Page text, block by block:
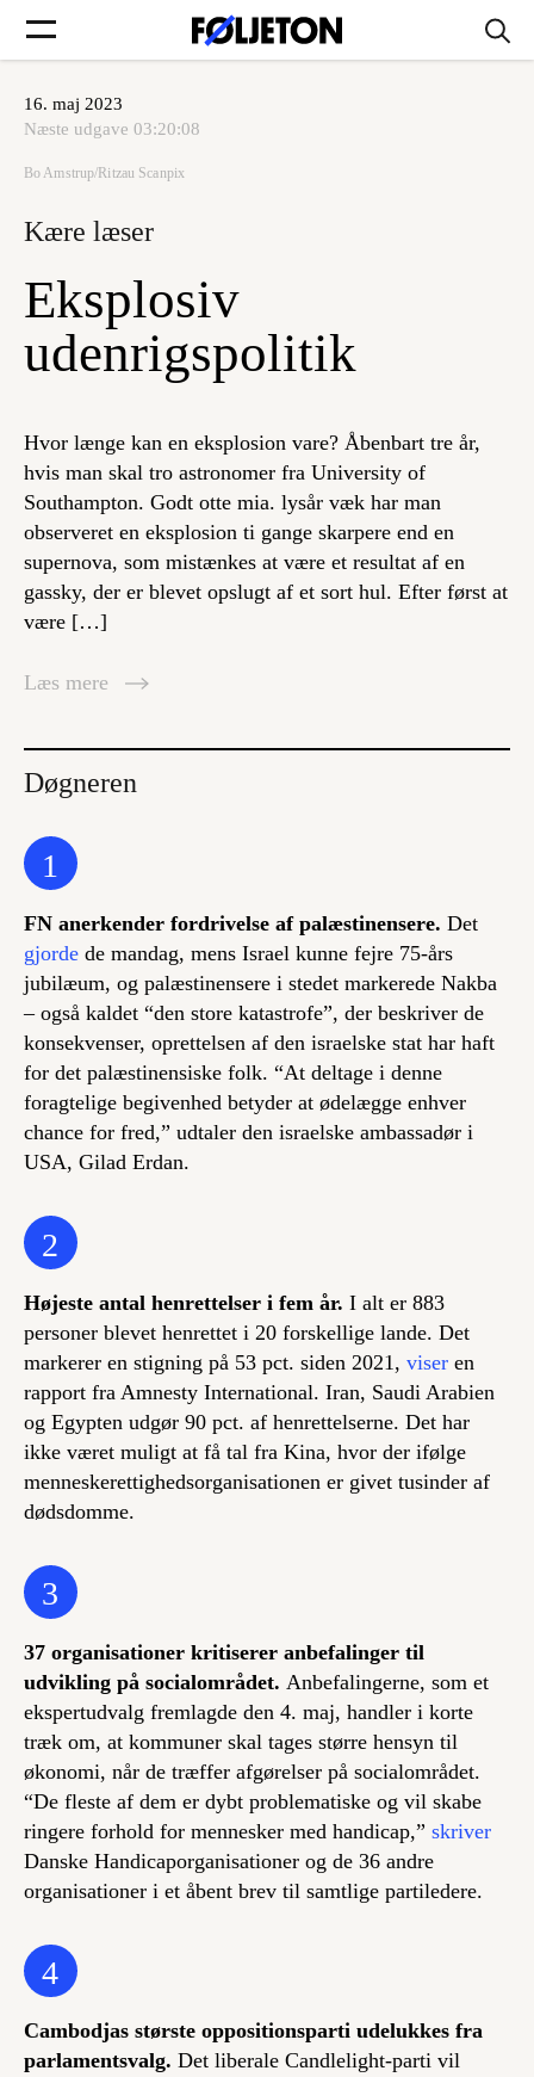
Forsider
Søg
Log ind
16. maj 2023
Næste udgave 03:20:08
Bo Amstrup/Ritzau Scanpix
Kære læser
Eksplosiv
udenrigspolitik
Hvor længe kan en eksplosion vare? Åbenbart tre år,
hvis man skal tro astronomer fra University of
Southampton. Godt otte mia. lysår væk har man
observeret en eksplosion ti gange skarpere end en
supernova, som mistænkes at være et resultat af en
gassky, der er blevet opslugt af et sort hul. Efter først at
være […]
Læs mere
Døgneren
1
FN anerkender fordrivelse af palæstinensere. Det
gjorde de mandag, mens Israel kunne fejre 75-års
jubilæum, og palæstinensere i stedet markerede Nakba
– også kaldet “den store katastrofe”, der beskriver de
konsekvenser, oprettelsen af den israelske stat har haft
for det palæstinensiske folk. “At deltage i denne
foragtelige begivenhed betyder at ødelægge enhver
chance for fred,” udtaler den israelske ambassadør i
USA, Gilad Erdan.
2
Højeste antal henrettelser i fem år. I alt er 883
personer blevet henrettet i 20 forskellige lande. Det
markerer en stigning på 53 pct. siden 2021, viser en
rapport fra Amnesty International. Iran, Saudi Arabien
og Egypten udgør 90 pct. af henrettelserne. Det har
ikke været muligt at få tal fra Kina, hvor der ifølge
menneskerettighedsorganisationen er givet tusinder af
dødsdomme.
3
37 organisationer kritiserer anbefalinger til
udvikling på socialområdet. Anbefalingerne, som et
ekspertudvalg fremlagde den 4. maj, handler i korte
træk om, at kommuner skal tages større hensyn til
økonomi, når de træffer afgørelser på socialområdet.
“De fleste af dem er dybt problematiske og vil skabe
ringere forhold for mennesker med handicap,” skriver
Danske Handicaporganisationer og de 36 andre
organisationer i et åbent brev til samtlige partiledere.
4
Cambodjas største oppositionsparti udelukkes fra
parlamentsvalg. Det liberale Candlelight-parti vil